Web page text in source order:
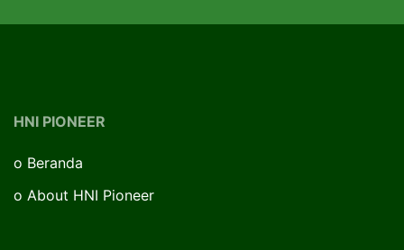
HNI PIONEER
o Beranda
o About HNI Pioneer